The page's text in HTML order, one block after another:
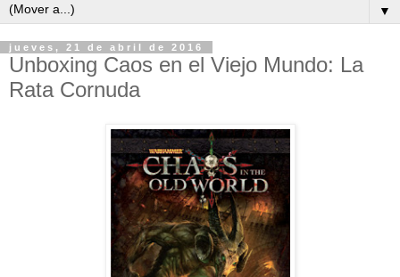
▼
jueves, 21 de abril de 2016
Unboxing Caos en el Viejo Mundo: La
Rata Cornuda